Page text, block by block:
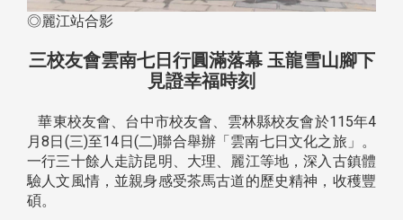
◎麗江站合影
三校友會雲南七日行圓滿落幕 玉龍雪山腳下
見證幸福時刻
華東校友會、台中市校友會、雲林縣校友會於115年4
月8日(三)至14日(二)聯合舉辦「雲南七日文化之旅」。
一行三十餘人走訪昆明、大理、麗江等地，深入古鎮體
驗人文風情，並親身感受茶馬古道的歷史精神，收穫豐
碩。